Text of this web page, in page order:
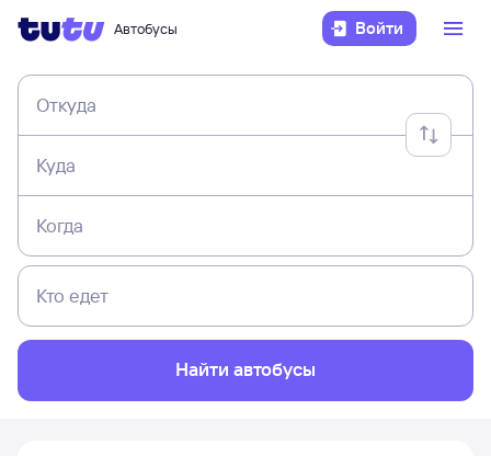
Автобусы Войти
Откуда
Куда
Когда
Кто едет
Найти автобусы